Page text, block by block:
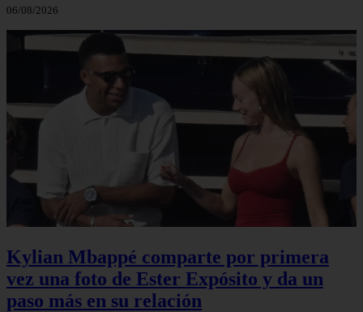
06/08/2026
Kylian Mbappé comparte por primera
vez una foto de Ester Expósito y da un
paso más en su relación